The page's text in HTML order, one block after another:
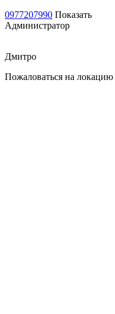
0977207990 Показать
Администратор
Дмитро
Пожаловаться на локацию